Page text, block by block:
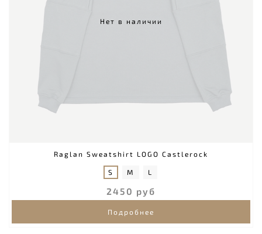
Нет в наличии
Raglan Sweatshirt LOGO Castlerock
S M L
2450 руб
Подробнее